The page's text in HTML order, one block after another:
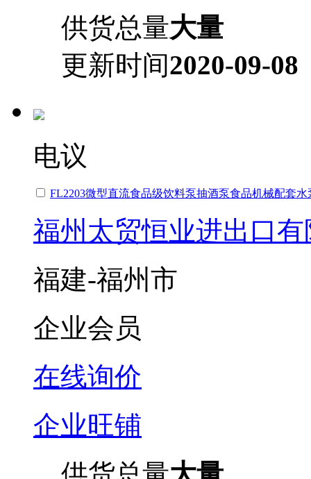
供货总量大量
更新时间2020-09-08
电议
FL2203微型直流食品级饮料泵抽酒泵食品机械配套
福州太贸恒业进出口
福建-福州市
企业会员
在线询价
企业旺铺